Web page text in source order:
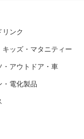
リンク
キッズ・マタニティー
・アウトドア・車
・電化製品